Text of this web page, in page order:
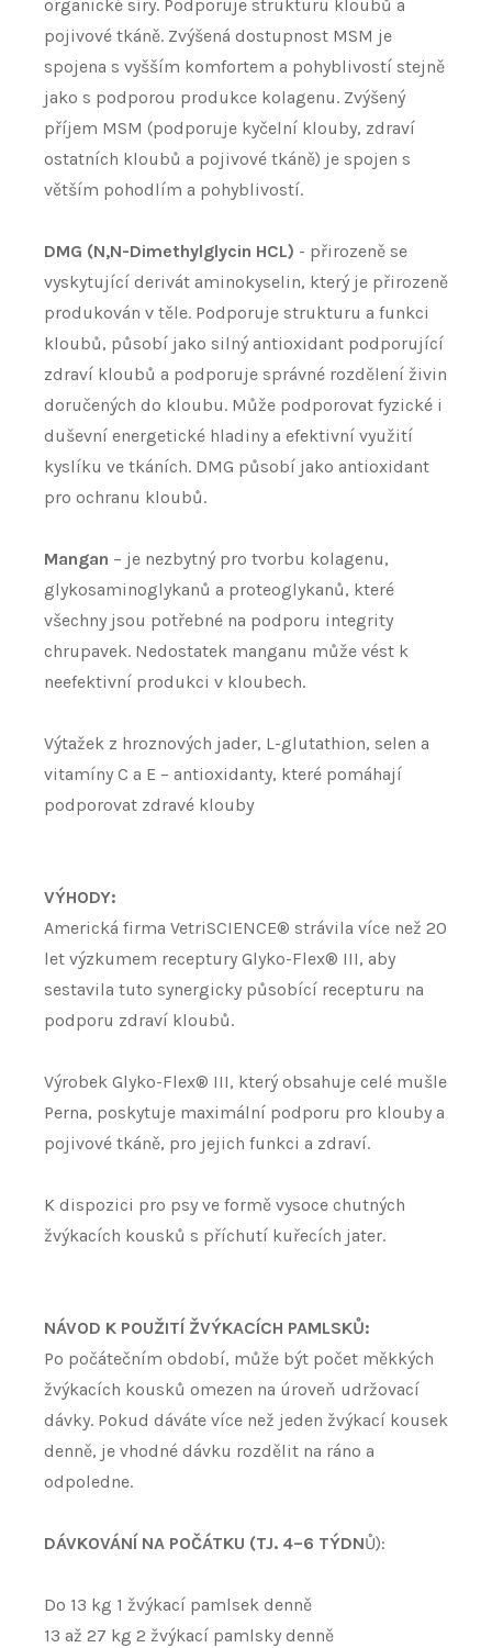
organické síry. Podporuje strukturu kloubů a
pojivové tkáně. Zvýšená dostupnost MSM je
spojena s vyšším komfortem a pohyblivostí stejně
jako s podporou produkce kolagenu. Zvýšený
příjem MSM (podporuje kyčelní klouby, zdraví
ostatních kloubů a pojivové tkáně) je spojen s
větším pohodlím a pohyblivostí.
DMG (N,N-Dimethylglycin HCL) - přirozeně se
vyskytující derivát aminokyselin, který je přirozeně
produkován v těle. Podporuje strukturu a funkci
kloubů, působí jako silný antioxidant podporující
zdraví kloubů a podporuje správné rozdělení živin
doručených do kloubu. Může podporovat fyzické i
duševní energetické hladiny a efektivní využití
kyslíku ve tkáních. DMG působí jako antioxidant
pro ochranu kloubů.
Mangan – je nezbytný pro tvorbu kolagenu,
glykosaminoglykanů a proteoglykanů, které
všechny jsou potřebné na podporu integrity
chrupavek. Nedostatek manganu může vést k
neefektivní produkci v kloubech.
Výtažek z hroznových jader, L-glutathion, selen a
vitamíny C a E – antioxidanty, které pomáhají
podporovat zdravé klouby
VÝHODY:
Americká firma VetriSCIENCE® strávila více než 20
let výzkumem receptury Glyko-Flex® III, aby
sestavila tuto synergicky působící recepturu na
podporu zdraví kloubů.
Výrobek Glyko-Flex® III, který obsahuje celé mušle
Perna, poskytuje maximální podporu pro klouby a
pojivové tkáně, pro jejich funkci a zdraví.
K dispozici pro psy ve formě vysoce chutných
žvýkacích kousků s příchutí kuřecích jater.
NÁVOD K POUŽITÍ ŽVÝKACÍCH PAMLSKŮ:
Po počátečním období, může být počet měkkých
žvýkacích kousků omezen na úroveň udržovací
dávky. Pokud dáváte více než jeden žvýkací kousek
denně, je vhodné dávku rozdělit na ráno a
odpoledne.
DÁVKOVÁNÍ NA POČÁTKU (TJ. 4–6 TÝDNŮ):
Do 13 kg 1 žvýkací pamlsek denně
13 až 27 kg 2 žvýkací pamlsky denně